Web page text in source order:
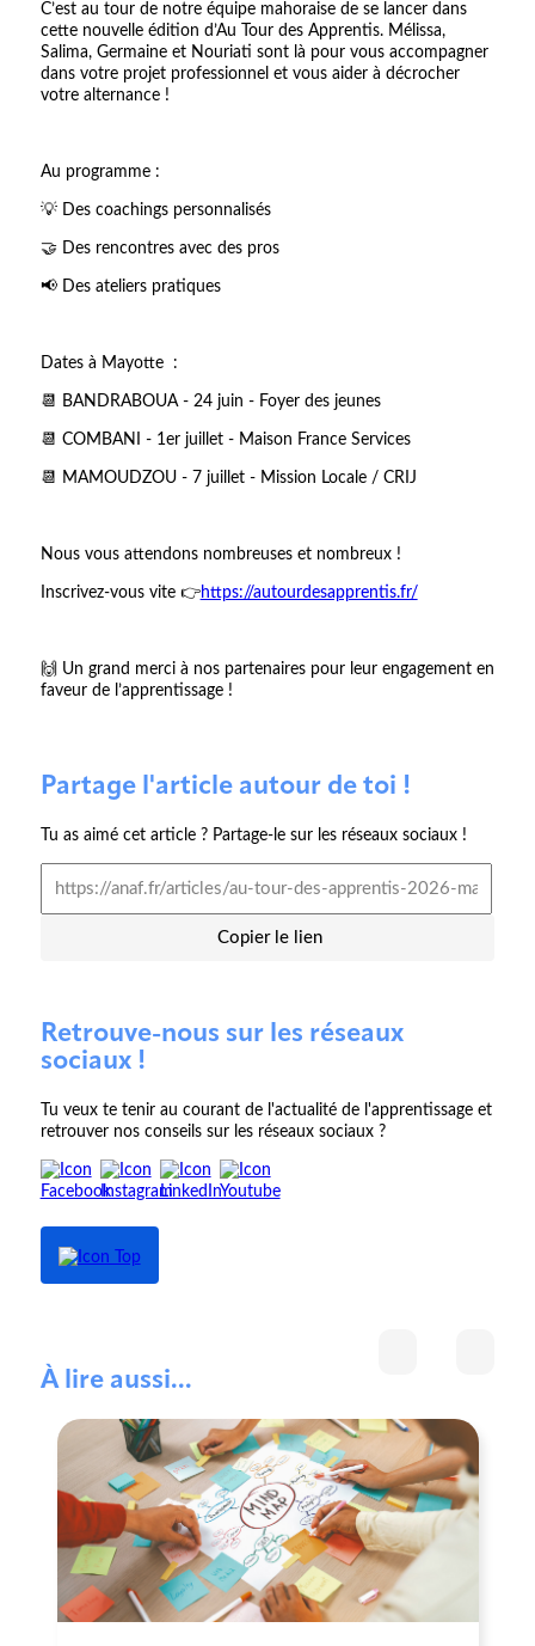
C’est au tour de notre équipe mahoraise de se lancer dans
cette nouvelle édition d’Au Tour des Apprentis. Mélissa,
Salima, Germaine et Nouriati sont là pour vous accompagner
dans votre projet professionnel et vous aider à décrocher
votre alternance !
Au programme :
💡 Des coachings personnalisés
🤝 Des rencontres avec des pros
📢 Des ateliers pratiques
Dates à Mayotte :
📆 BANDRABOUA - 24 juin - Foyer des jeunes
📆 COMBANI - 1er juillet - Maison France Services
📆 MAMOUDZOU - 7 juillet - Mission Locale / CRIJ
Nous vous attendons nombreuses et nombreux !
Inscrivez-vous vite 👉https://autourdesapprentis.fr/
🙌 Un grand merci à nos partenaires pour leur engagement en
faveur de l’apprentissage !
Partage l'article autour de toi !
Tu as aimé cet article ? Partage-le sur les réseaux sociaux !
Copier le lien
Retrouve-nous sur les réseaux
sociaux !
Tu veux te tenir au courant de l'actualité de l'apprentissage et
retrouver nos conseils sur les réseaux sociaux ?
À lire aussi...